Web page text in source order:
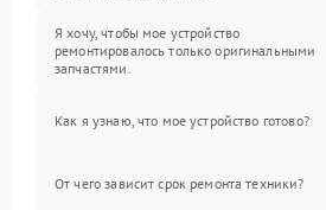
Я хочу, чтобы мое устройство
ремонтировалось только оригинальными
запчастями.
Как я узнаю, что мое устройство готово?
От чего зависит срок ремонта техники?